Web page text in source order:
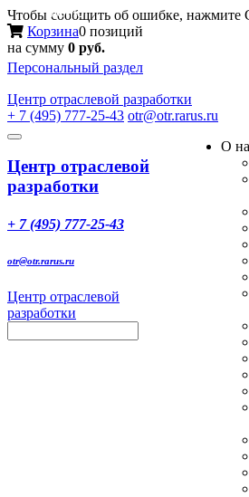
Чтобы сообщить об ошибке, нажмите
Корзина0 позиций
на сумму 0 руб.
Персональный раздел
Центр отраслевой разработки
+ 7 (495) 777-25-43 otr@otr.rarus.ru
Toggle
Меню
Центр отраслевой
разработки
+ 7 (495) 777-25-43
otr@otr.rarus.ru
Центр отраслевой
разработки
О